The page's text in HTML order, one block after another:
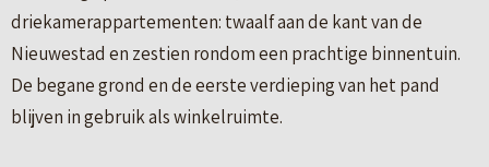
driekamerappartementen: twaalf aan de kant van de
Nieuwestad en zestien rondom een prachtige binnentuin.
De begane grond en de eerste verdieping van het pand
blijven in gebruik als winkelruimte.